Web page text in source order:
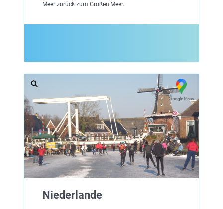
Meer zurück zum Großen Meer.
Niederlande